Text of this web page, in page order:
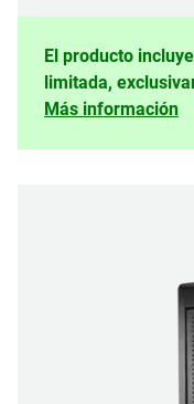
El producto
limitada,
Más información